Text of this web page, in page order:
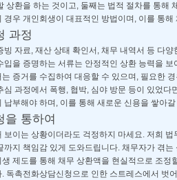
상환을 하는 것이고, 둘째는 법적 절차를 통해
경우 개인회생이 대표적인 방법이며, 이를 통
과정
빙 자료, 재산 상태 확인서, 채무 내역서 등 다
입을 증명하는 서류는 안정적인 상환 능력을
증거를 수집하여 대응할 수 있으며, 필요한
심 과정에서 폭행, 협박, 심야 방문 등이 있었
납부해야 하며, 이를 통해 새로운 신용을 쌓아
을 통하여
보이는 상황이더라도 걱정하지 마세요. 저희
까지 책임감 있게 도와드립니다. 채무자가 겪
제도를 통해 채무 상환액을 현실적으로 조
. 독촉전화상담신청으로 인한 스트레스에서 벗